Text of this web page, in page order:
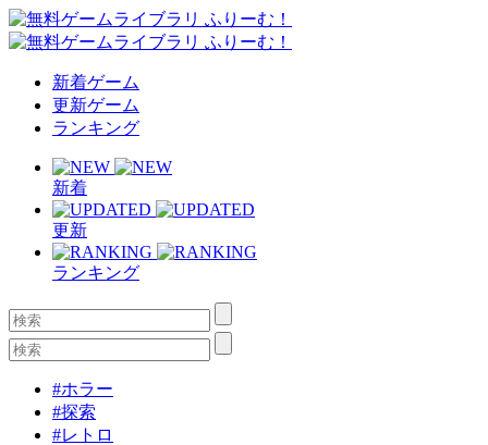
新着ゲーム
更新ゲーム
ランキング
新着
更新
ランキング
#ホラー
#探索
#レトロ